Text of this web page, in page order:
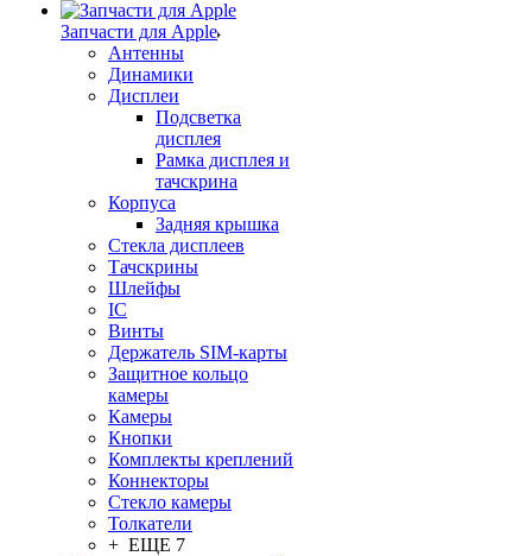
Запчасти для Apple
Антенны
Динамики
Дисплеи
Подсветка
дисплея
Рамка дисплея и
тачскрина
Корпуса
Задняя крышка
Стекла дисплеев
Тачскрины
Шлейфы
IC
Винты
Держатель SIM-карты
Защитное кольцо
камеры
Камеры
Кнопки
Комплекты креплений
Коннекторы
Стекло камеры
Толкатели
+ ЕЩЕ 7